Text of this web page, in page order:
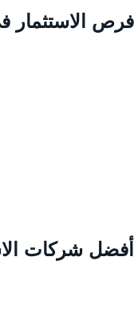
الاستثمار
شركات